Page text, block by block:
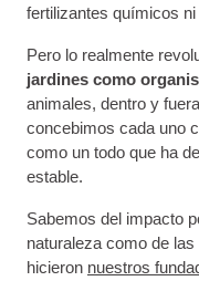
fertilizantes químicos
Pero lo realmente
jardines como
animales, dentro y
concebimos cada uno
como un todo que ha
estable.
Sabemos del impacto
naturaleza como de
hicieron nuestros